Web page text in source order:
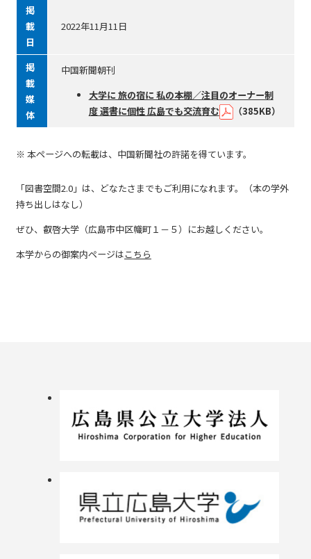
掲
載
日
2022年11月11日
掲
載
媒
体
中国新聞朝刊
大学に 旅の宿に 私の本棚／注目のオーナー制
度 選書に個性 広島でも交流育む
（385KB）
※ 本ページへの転載は、中国新聞社の許諾を得ています。
「図書空間2.0」は、どなたさまでもご利用になれます。（本の学外
持ち出しはなし）
ぜひ、叡啓大学（広島市中区幟町１－５）にお越しください。
本学からの御案内ページはこちら